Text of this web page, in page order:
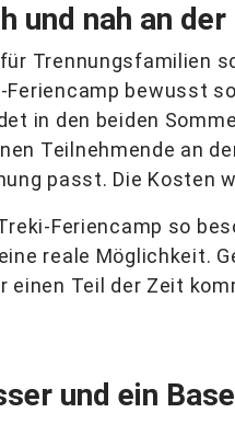
und nah an
Trennungsfamilien
bewusst
in den beiden
Teilnehmende an
passt. Die Kosten
Feriencamp so
reale Möglichkeit.
einen Teil der Zeit
und ein